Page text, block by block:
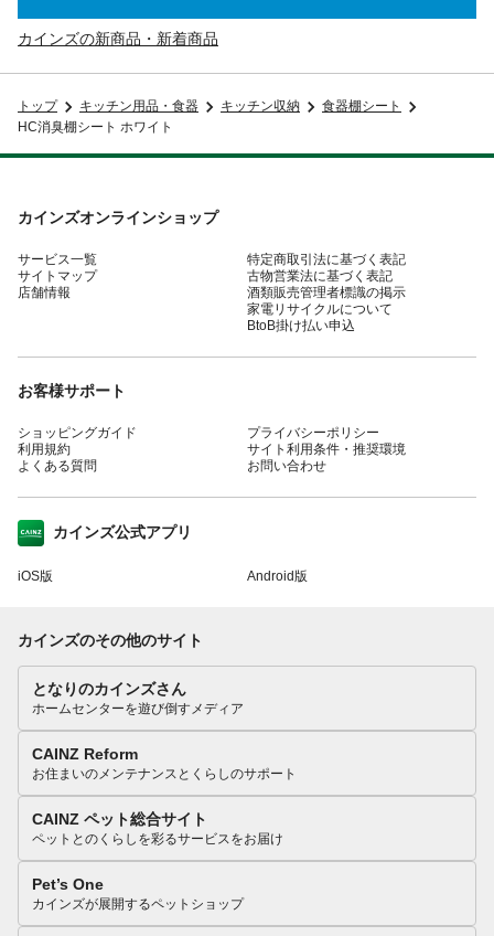
カインズの新商品・新着商品
トップ キッチン用品・食器 キッチン収納
食器棚シート
HC消臭棚シート ホワイト
カインズオンラインショップ
サービス一覧
サイトマップ
店舗情報
特定商取引法に基づく表記
古物営業法に基づく表記
酒類販売管理者標識の掲示
家電リサイクルについて
BtoB掛け払い申込
お客様サポート
ショッピングガイド
利用規約
よくある質問
プライバシーポリシー
サイト利用条件・推奨環境
お問い合わせ
カインズ公式アプリ
iOS版 Android版
カインズのその他のサイト
となりのカインズさん
ホームセンターを遊び倒すメディア
CAINZ Reform
お住まいのメンテナンスとくらしのサポート
CAINZ ペット総合サイト
ペットとのくらしを彩るサービスをお届け
Pet’s One
カインズが展開するペットショップ